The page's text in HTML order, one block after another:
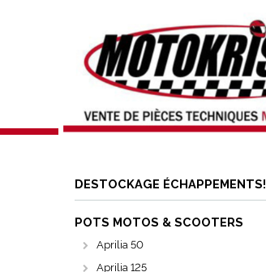
DESTOCKAGE ÉCHAPPEMENTS!
POTS MOTOS & SCOOTERS
Aprilia 50
Aprilia 125